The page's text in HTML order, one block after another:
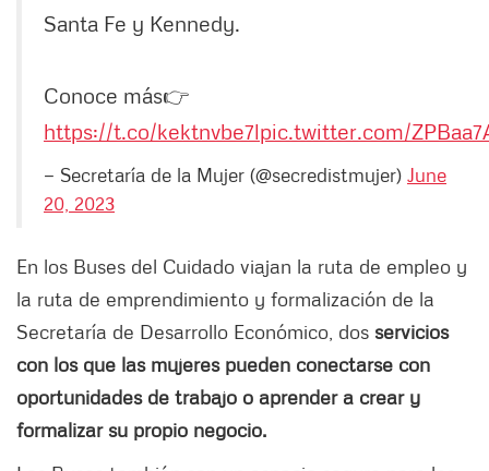
Santa Fe y Kennedy.
Conoce más👉
https://t.co/kektnvbe7lpic.twitter.com/
— Secretaría de la Mujer (@secredistmujer) June
20, 2023
En los Buses del Cuidado viajan la ruta de empleo y
la ruta de emprendimiento y formalización de la
Secretaría de Desarrollo Económico, dos servicios
con los que las mujeres pueden conectarse con
oportunidades de trabajo o aprender a crear y
formalizar su propio negocio.